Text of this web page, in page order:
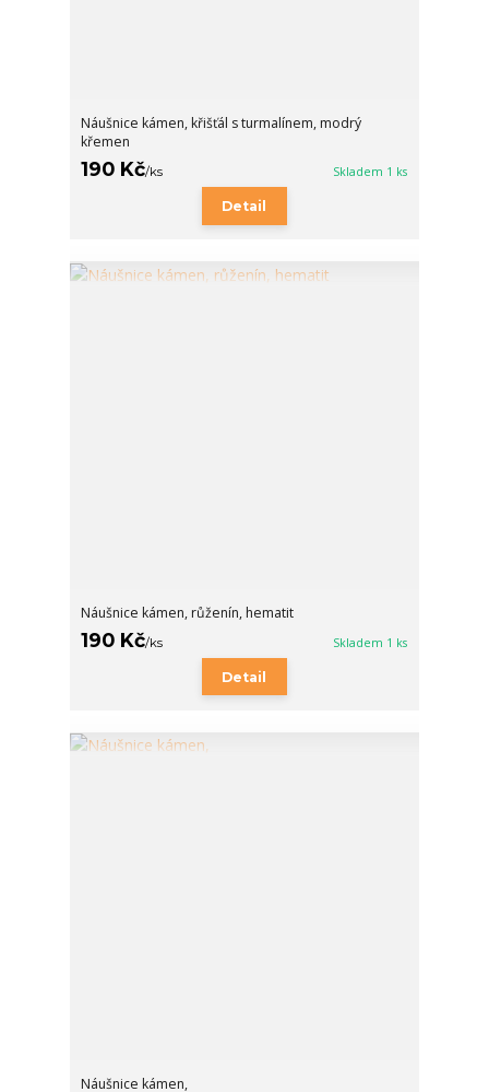
Náušnice kámen, křišťál s turmalínem, modrý
křemen
190 Kč/ks Skladem 1 ks
Detail
Náušnice kámen, růženín, hematit
190 Kč/ks Skladem 1 ks
Detail
Náušnice kámen,